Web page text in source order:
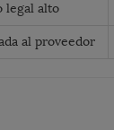
legal alto
al proveedor